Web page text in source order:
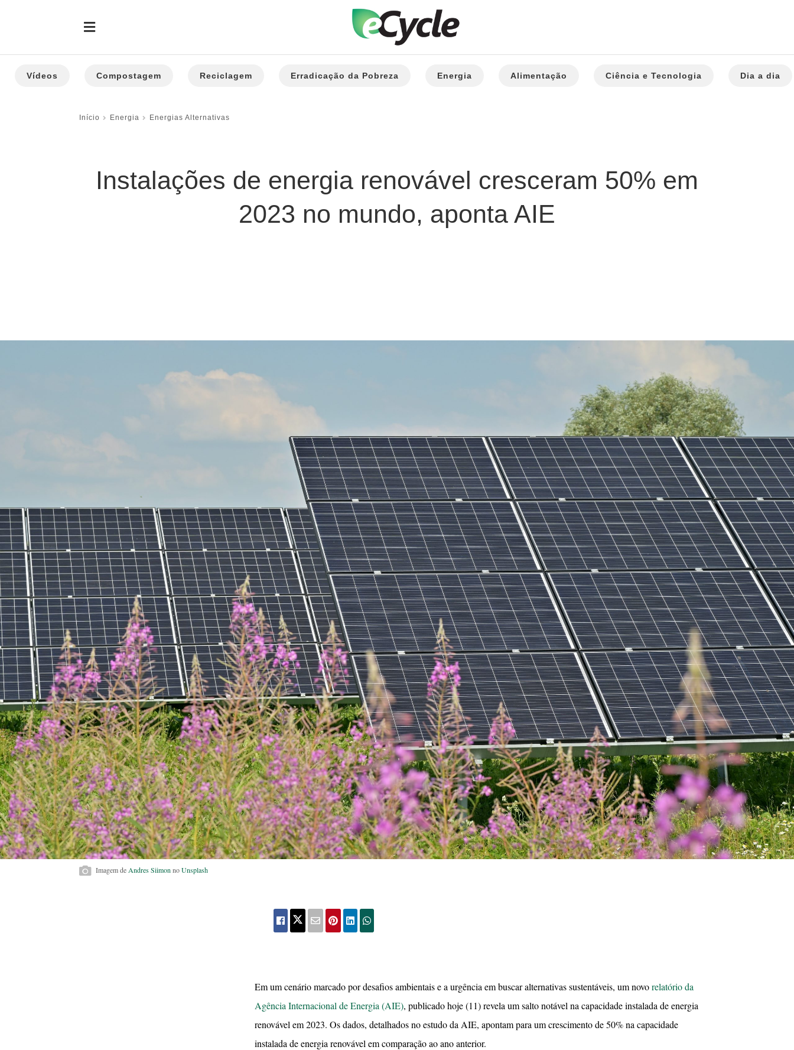
Vídeos Compostagem Reciclagem Erradicação da Pobreza Energia Alimentação Ciência e Tecnologia Dia a dia
Início Energia Energias Alternativas
Instalações de energia renovável cresceram 50% em
2023 no mundo, aponta AIE
Imagem de Andres Siimon noUnsplash
Em um cenário marcado por desafios ambientais e a urgência em buscar alternativas sustentáveis, um novorelatório da
Agência Internacional de Energia (AIE), publicado hoje (11) revela um salto notável na capacidade instalada de energia
renovável em 2023. Os dados, detalhados no estudo da AIE, apontam para um crescimento de 50% na capacidade
instalada de energia renovável em comparação ao ano anterior.